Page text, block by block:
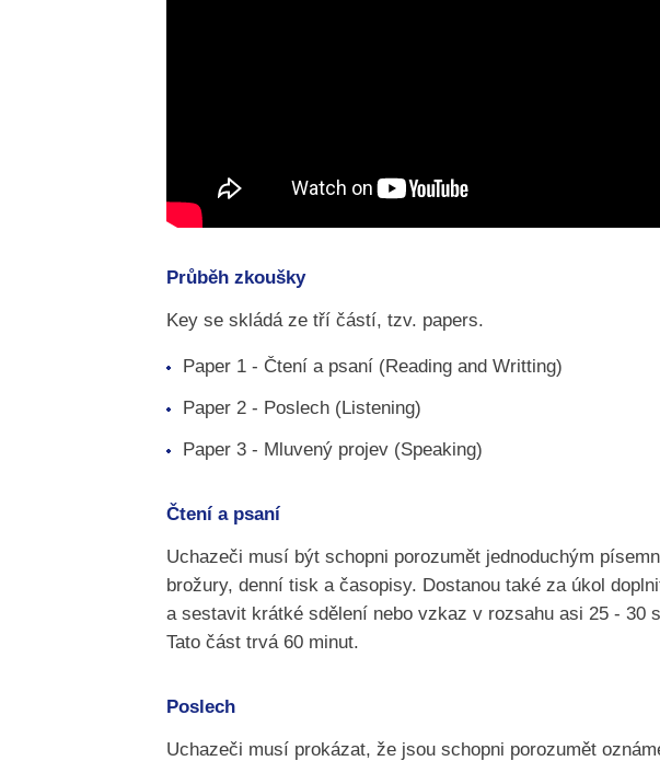
Průběh zkoušky
Key se skládá ze tří částí, tzv. papers.
Paper 1 - Čtení a psaní (Reading and Writting)
Paper 2 - Poslech (Listening)
Paper 3 - Mluvený projev (Speaking)
Čtení a psaní
Uchazeči musí být schopni porozumět jednoduchým
brožury, denní tisk a časopisy. Dostanou také za úkol
a sestavit krátké sdělení nebo vzkaz v rozsahu asi 25 - 30
Tato část trvá 60 minut.
Poslech
Uchazeči musí prokázat, že jsou schopni porozumět